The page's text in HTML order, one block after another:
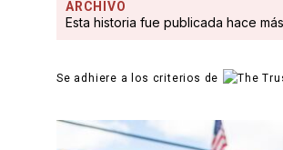
ARCHIVO
Esta historia fue publicada hace
Se adhiere a los criterios de